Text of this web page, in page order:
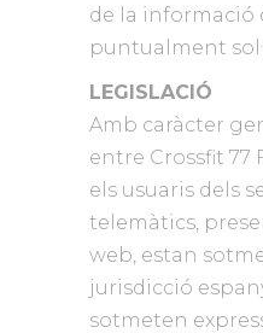
de la informació
puntualment
LEGISLACIÓ
Amb caràcter
entre Crossfit 77
els usuaris dels
telemàtics,
web, estan
jurisdicció
sotmeten